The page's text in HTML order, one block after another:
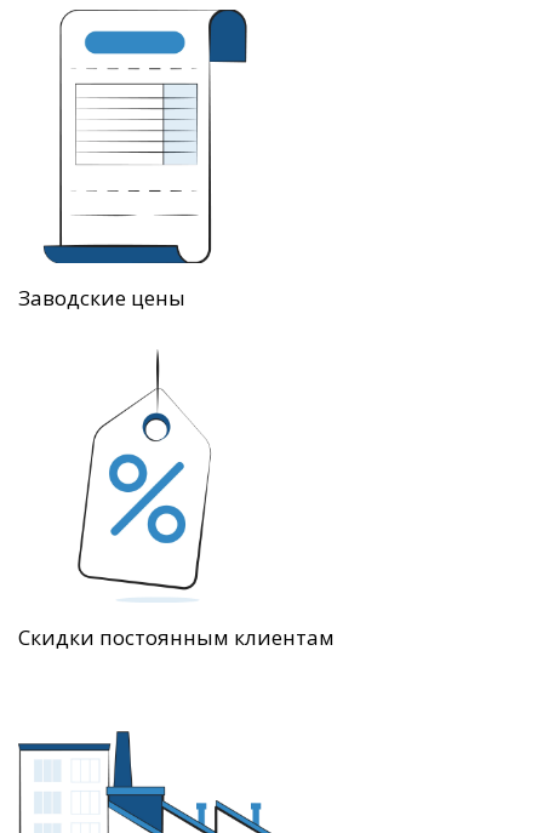
Заводские цены
Скидки постоянным клиентам